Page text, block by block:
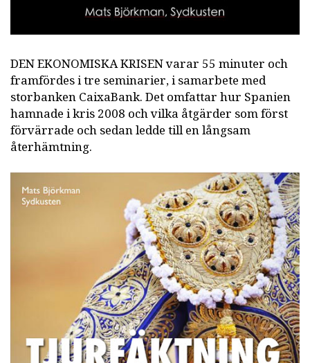
DEN EKONOMISKA KRISEN varar 55 minuter och
framfördes i tre seminarier, i samarbete med
storbanken CaixaBank. Det omfattar hur Spanien
hamnade i kris 2008 och vilka åtgärder som först
förvärrade och sedan ledde till en långsam
återhämtning.